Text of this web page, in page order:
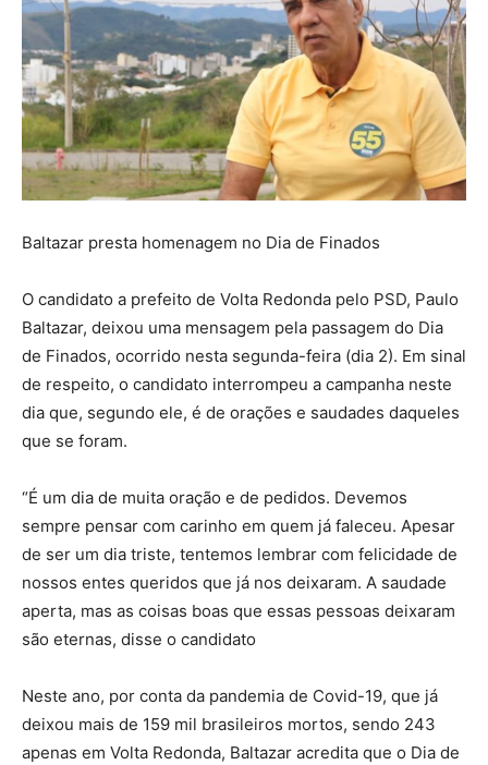
Baltazar presta homenagem no Dia de Finados
O candidato a prefeito de Volta Redonda pelo PSD, Paulo
Baltazar, deixou uma mensagem pela passagem do Dia
de Finados, ocorrido nesta segunda-feira (dia 2). Em sinal
de respeito, o candidato interrompeu a campanha neste
dia que, segundo ele, é de orações e saudades daqueles
que se foram.
“É um dia de muita oração e de pedidos. Devemos
sempre pensar com carinho em quem já faleceu. Apesar
de ser um dia triste, tentemos lembrar com felicidade de
nossos entes queridos que já nos deixaram. A saudade
aperta, mas as coisas boas que essas pessoas deixaram
são eternas, disse o candidato
Neste ano, por conta da pandemia de Covid-19, que já
deixou mais de 159 mil brasileiros mortos, sendo 243
apenas em Volta Redonda, Baltazar acredita que o Dia de